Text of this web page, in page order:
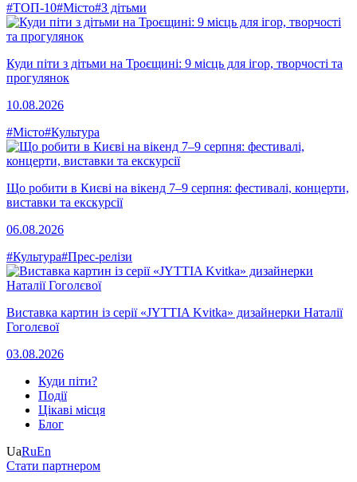
#ТОП-10#Місто#З дітьми
Куди піти з дітьми на Троєщині: 9 місць для ігор, творчості та
прогулянок
10.08.2026
#Місто#Культура
Що робити в Києві на вікенд 7–9 серпня: фестивалі, концерти,
виставки та екскурсії
06.08.2026
#Культура#Прес-релізи
Виставка картин із серії «JYTTIA Kvitka» дизайнерки Наталії
Гоголєвої
03.08.2026
Куди піти?
Події
Цікаві місця
Блог
UaRuEn
Стати партнером